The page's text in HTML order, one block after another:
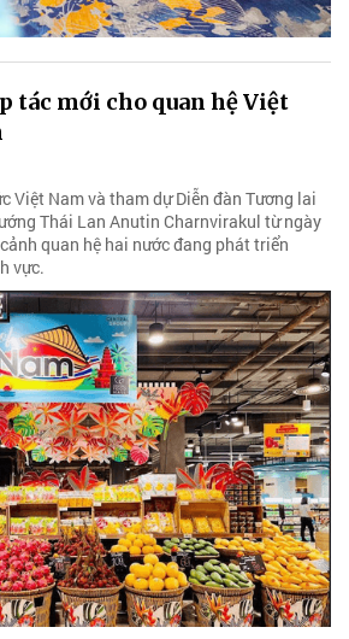
tác mới cho quan hệ Việt
Việt Nam và tham dự Diễn đàn Tương lai
Thái Lan Anutin Charnvirakul từ ngày
quan hệ hai nước đang phát triển
vực.